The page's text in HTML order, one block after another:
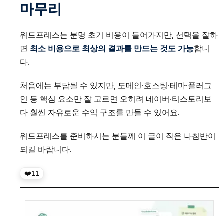
마무리
워드프레스는 분명 초기 비용이 들어가지만, 선택을 잘하
면 최소 비용으로 최상의 결과를 만드는 것도 가능합니
다.
처음에는 부담될 수 있지만, 도메인·호스팅·테마·플러그
인 등 핵심 요소만 잘 고르면 오히려 네이버·티스토리보
다 훨씬 자유로운 수익 구조를 만들 수 있어요.
워드프레스를 준비하시는 분들께 이 글이 작은 나침반이
되길 바랍니다.
11